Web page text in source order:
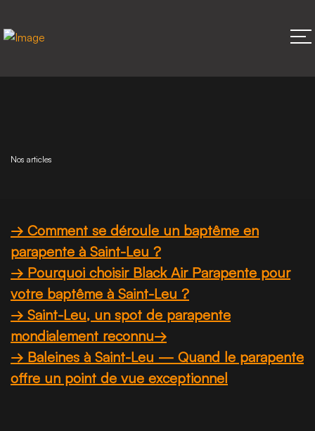
Nos articles
→ Comment se déroule un baptême en
parapente à Saint-Leu ?
→ Pourquoi choisir Black Air Parapente pour
votre baptême à Saint-Leu ?
→ Saint-Leu, un spot de parapente
mondialement reconnu→
→ Baleines à Saint-Leu — Quand le parapente
offre un point de vue exceptionnel